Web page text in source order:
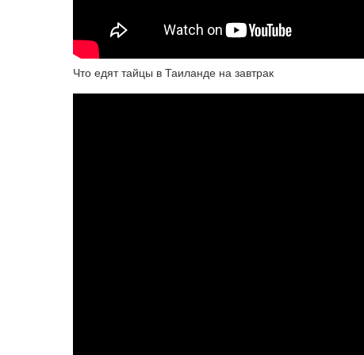
Что едят тайцы в Таиланде на завтрак